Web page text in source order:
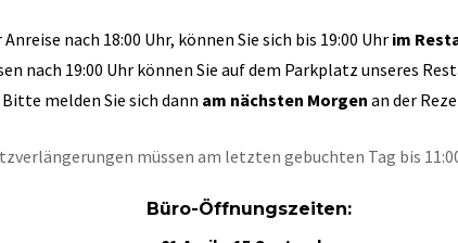
nach 18:00 Uhr, können Sie sich bis 19:00 Uhr im
nach 19:00 Uhr können Sie auf dem Parkplatz unseres
Bitte melden Sie sich dann am nächsten Morgen an der
müssen am letzten gebuchten Tag bis
Büro-Öffnungszeiten: